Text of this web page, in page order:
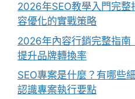
2026年SEO教學入門完整
容優化的實戰策略
2026年內容行銷完整指南
提升品牌轉換率
SEO專案是什麼？有哪些
認識專案執行要點